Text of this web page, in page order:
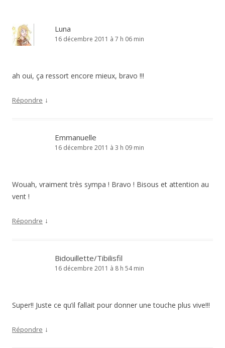
Luna
16 décembre 2011 à 7 h 06 min
ah oui, ça ressort encore mieux, bravo !!!
Répondre ↓
Emmanuelle
16 décembre 2011 à 3 h 09 min
Wouah, vraiment très sympa ! Bravo ! Bisous et attention au
vent !
Répondre ↓
Bidouillette/Tibilisfil
16 décembre 2011 à 8 h 54 min
Super!! Juste ce qu’il fallait pour donner une touche plus vive!!!
Répondre ↓